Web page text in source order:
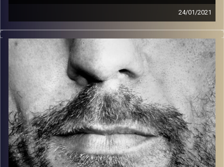
24/01/2021
זיפים, מוזיקה מחוספסת של הופעות חיות. הרבה ג'אם, רוק,
בלוז, bluegrass, ג'אז, Fאנק, פרוגרסיב ואפילו אלקטרוניקה.
כל מה שחי, אמיתי ונושם.
עם שמוליק רגב.
קרדיט תמונות: David Goehring